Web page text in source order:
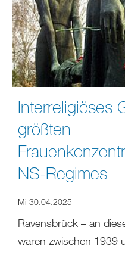
Interreligiöses
größten
NS-Regimes
Mi 30.04.2025
Ravensbrück – an
waren zwischen 1939